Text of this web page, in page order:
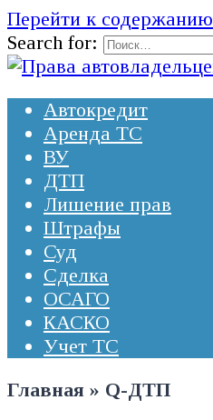
Перейти к содержанию
Search for:
Автокредит
Аренда ТС
ВУ
ДТП
Лишение прав
Штрафы
Суд
Сделка
ОСАГО
КАСКО
Учет ТС
Главная » Q-ДТП